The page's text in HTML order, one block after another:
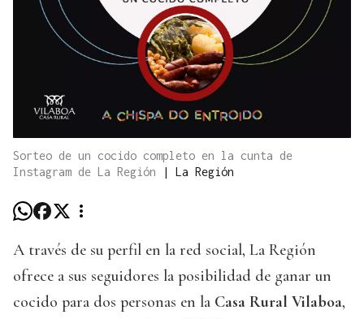
Sorteo de un cocido completo en la cunta de
Instagram de La Región
| La Región
A través de su perfil en la red social, La Región
ofrece a sus seguidores la posibilidad de ganar un
cocido para dos personas en la Casa Rural Vilaboa,